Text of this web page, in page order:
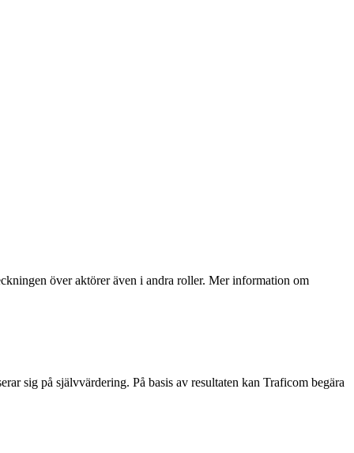
över aktörer även i andra roller. Mer information om
sig på självvärdering. På basis av resultaten kan Traficom begära